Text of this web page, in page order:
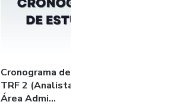
Cronograma de estudos
TRF 2 (Analista Judiciário –
Área Admi...